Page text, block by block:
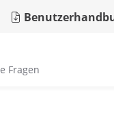
Fragen